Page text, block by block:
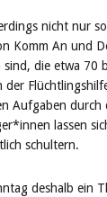
nicht nur
Komm An und
sind, die etwa 70
der
Aufgaben durch
lassen
schultern.
deshalb ein